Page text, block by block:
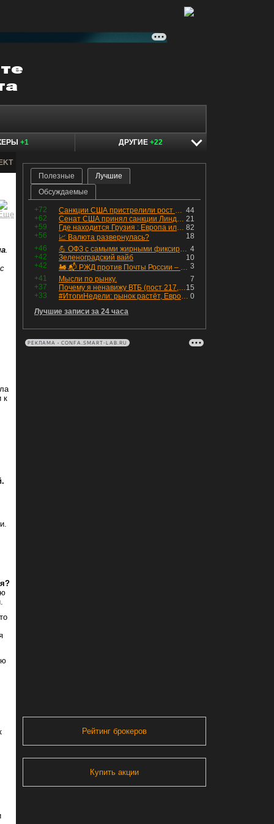
+1 ДРУГИЕ +22
к
Полезные
Лучшие
Обсуждаемые
+72 44
Санкции США пристрелили рост акций в России
+62
21
Сенат США принял санкции Линдси Грэма против России
+59
82
Где находится Грузия : Европа или Азия
+56
18
📈 Валюта развернулась?
+46
4
💪 ОФЗ с самыми жирными фиксированными купонами
+42
10
Зеленоградский вайб
+42
3
🚂 📬 РЖД против Почты России – Какие облигации выбрать?
+41
7
Мысли по рынку.
+37
15
Почему я ненавижу ВТБ (пост 217, 12+)
+33
0
#ИтогиНедели: рынок растёт, ЕвроТранс трещит
Лучшие записи за 24 часа
РЕКЛАМА • CONFA.SMART-LAB.RU
Рейтинг брокеров
Купить акции